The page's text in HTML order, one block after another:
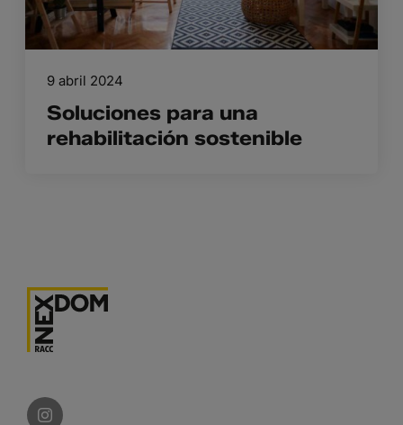
Soluciones para una
rehabilitación sostenible
9 abril 2024